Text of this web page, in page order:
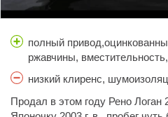
полный
ржавчины,
низкий клиренс,
Продал в этом году Рено Логан